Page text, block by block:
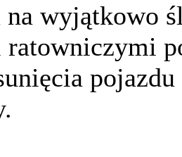
na wyjątkowo
ratowniczymi